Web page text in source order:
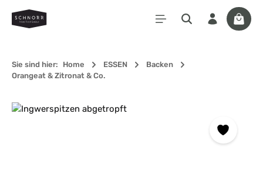
Zum Hauptinhalt springen
Sie sind hier: Home ESSEN
Backen
Orangeat & Zitronat & Co.
Bildergalerie überspringen